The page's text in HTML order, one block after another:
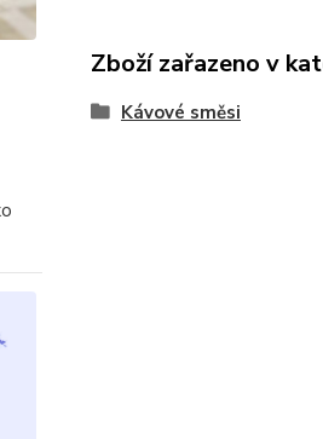
Zboží zařazeno v
Kávové směsi